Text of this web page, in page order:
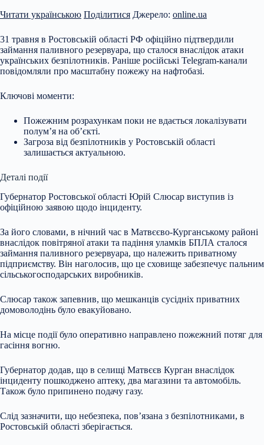
Читати українською Поділитися Джерело: online.ua
31 травня в Ростовській області РФ офіційно підтвердили
займання паливного резервуара, що сталося внаслідок атаки
українських безпілотників. Раніше російські Telegram-канали
повідомляли про масштабну пожежу на нафтобазі.
Ключові моменти:
Пожежним розрахункам поки не вдається локалізувати
полум’я на об’єкті.
Загроза від безпілотників у Ростовській області
залишається актуальною.
Деталі події
Губернатор Ростовської області Юрій Слюсар виступив із
офіційною заявою щодо інциденту.
За його словами, в нічний час в Матвєєво-Курганському районі
внаслідок повітряної атаки та падіння уламків БПЛА сталося
займання паливного резервуара, що належить приватному
підприємству. Він наголосив, що це сховище забезпечує пальним
сільськогосподарських виробників.
Слюсар також запевнив, що мешканців сусідніх приватних
домоволодінь було евакуйовано.
На місце події було оперативно направлено пожежний потяг для
гасіння вогню.
Губернатор додав, що в селищі Матвєєв Курган внаслідок
інциденту пошкоджено аптеку, два магазини та автомобіль.
Також було припинено подачу газу.
Слід зазначити, що небезпека, пов’язана з безпілотниками, в
Ростовській області зберігається.